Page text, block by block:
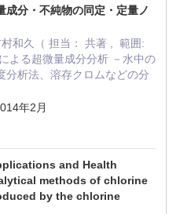
成分・不純物の同定・定量ノ
和久（ 担当： 共著 , 範囲:
よる超微量成分分析 －水中の
分析法、溶存クロムなどの分
年2月
and Health
methods of chlorine
by the chlorine